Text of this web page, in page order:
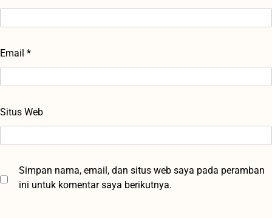
Email *
Situs Web
Simpan nama, email, dan situs web saya pada peramban
ini untuk komentar saya berikutnya.